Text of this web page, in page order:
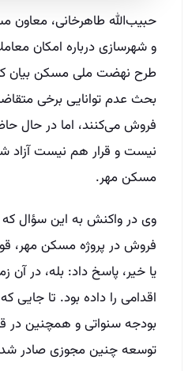
حبیب‌الله طاهرخانی، معاون
و شهرسازی درباره امکان
طرح نهضت ملی مسکن بیان
بحث عدم توانایی برخی
فروش می‌کنند، اما در حال
نیست و قرار هم نیست آزاد
مسکن مهر.
وی در واکنش به این سؤال که
فروش در پروژه مسکن مهر،
یا خیر، پاسخ داد: بله، در آن
اقدامی را داده بود. تا جایی
بودجه سنواتی و همچنین در
توسعه چنین مجوزی صادر